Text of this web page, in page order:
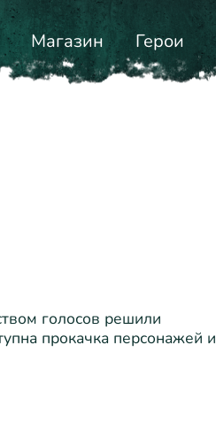
Магазин Герои
голосов решили
прокачка персонажей и